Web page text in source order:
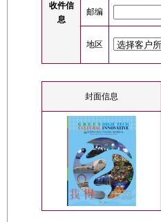
收件信
息
邮编
地区
封面信息